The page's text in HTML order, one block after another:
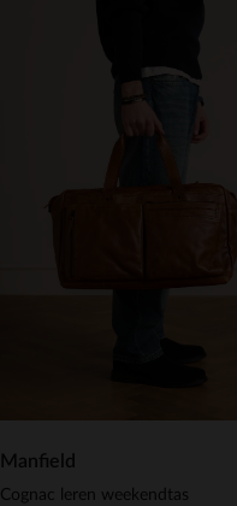
Manfield
Cognac leren weekendtas